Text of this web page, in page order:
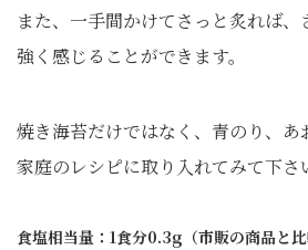
また、一手間かけてさっと炙れば
強く感じることができます。
焼き海苔だけではなく、青のり、あ
家庭のレシピに取り入れてみて下さ
食塩相当量：1食分0.3g（市販の商品と